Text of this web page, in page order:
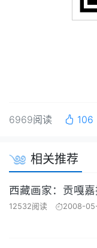
6969阅读 106
相关推荐
西藏画家：贡嘎嘉
12532阅读 2008-